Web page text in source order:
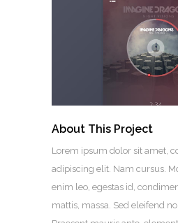
About This Project
Lorem ipsum dolor sit amet,
adipiscing elit. Nam cursus.
enim leo, egestas id,
mattis, massa. Sed eleifend